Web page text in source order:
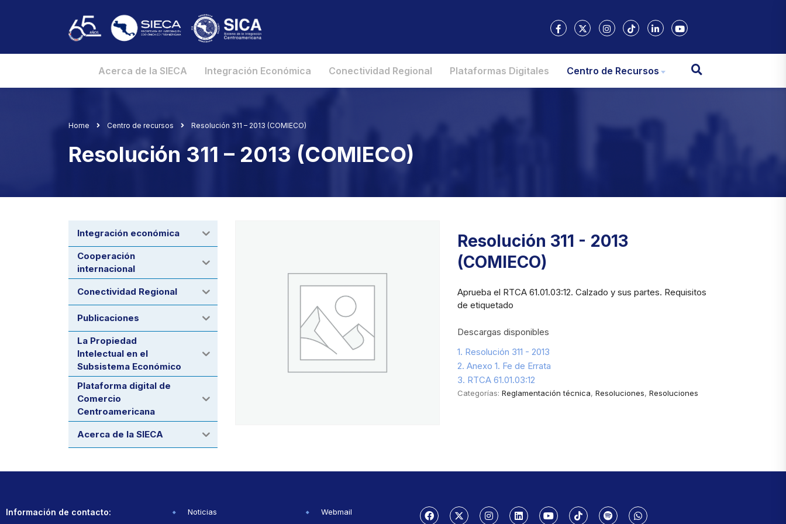
Acerca de la SIECA Integración Económica Conectividad Regional Plataformas Digitales Centro de Recursos
Home Centro de recursos Resolución 311 – 2013 (COMIECO)
Resolución 311 – 2013 (COMIECO)
Resolución 311 - 2013
(COMIECO)
Aprueba el RTCA 61.01.03:12. Calzado y sus partes. Requisitos
de etiquetado
Descargas disponibles
1. Resolución 311 - 2013
2. Anexo 1. Fe de Errata
3. RTCA 61.01.03:12
Categorías: Reglamentación técnica, Resoluciones, Resoluciones
Integración económica
Cooperación
internacional
Conectividad Regional
Publicaciones
La Propiedad
Intelectual en el
Subsistema Económico
Plataforma digital de
Comercio
Centroamericana
Acerca de la SIECA
Información de contacto: Noticias Webmail